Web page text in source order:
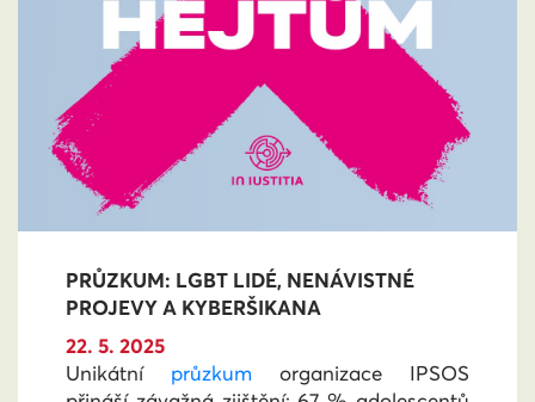
PRŮZKUM: LGBT LIDÉ, NENÁVISTNÉ
PROJEVY A KYBERŠIKANA
22. 5. 2025
Unikátní průzkum organizace IPSOS